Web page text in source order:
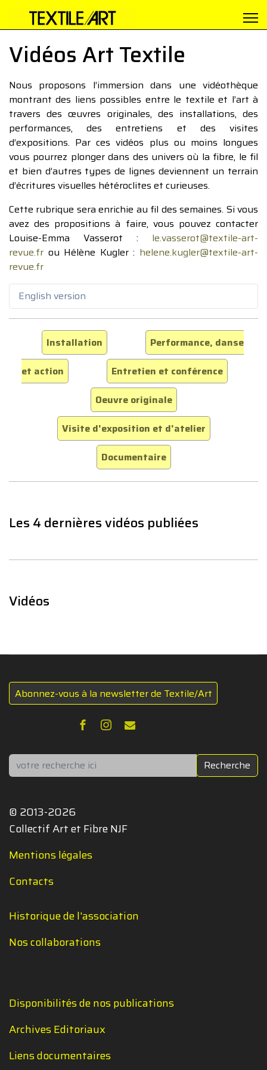
Vidéos Art Textile
Nous proposons l’immersion dans une vidéothèque
montrant des liens possibles entre le textile et l’art à
travers des œuvres originales, des installations, des
performances, des entretiens et des visites
d’expositions. Par ces vidéos plus ou moins longues
vous pourrez plonger dans des univers où la fibre, le fil
et bien d’autres types de lignes deviennent un terrain
d’écritures visuelles hétéroclites et curieuses.
Cette rubrique sera enrichie au fil des semaines. Si vous
avez des propositions à faire, vous pouvez contacter
Louise-Emma Vasserot : le.vasserot@textile-art-
revue.fr ou Hélène Kugler : helene.kugler@textile-art-
revue.fr
English version
Installation
Performance, danse
et action
Entretien et conférence
Oeuvre originale
Visite d'exposition et d'atelier
Documentaire
Les 4 dernières vidéos publiées
Vidéos
Abonnez-vous à la newsletter de Textile/Art
Rechercher Recherche
© 2013-2026
Collectif Art et Fibre NJF
Mentions légales
Contacts
Historique de l'association
Nos collaborations
Disponibilités de nos publications
Archives Editoriaux
Liens documentaires